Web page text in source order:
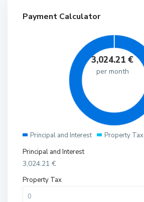
Payment Calculator
3,024.21 €
per month
Principal and Interest Property Tax
Principal and Interest
3,024.21 €
Property Tax